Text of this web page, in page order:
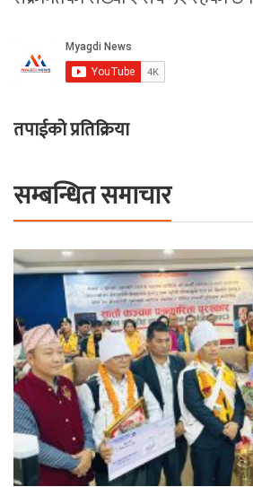
तपाईको प्रतिक्रिया
सम्बन्धित समाचार